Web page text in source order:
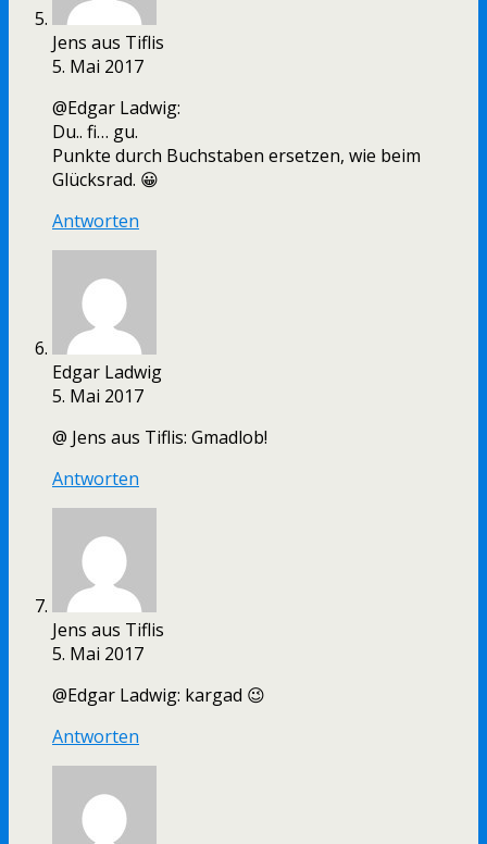
Jens aus Tiflis
5. Mai 2017
@Edgar Ladwig:
Du.. fi… gu.
Punkte durch Buchstaben ersetzen, wie beim
Glücksrad. 😀
Antworten
Edgar Ladwig
5. Mai 2017
@ Jens aus Tiflis: Gmadlob!
Antworten
Jens aus Tiflis
5. Mai 2017
@Edgar Ladwig: kargad 😉
Antworten